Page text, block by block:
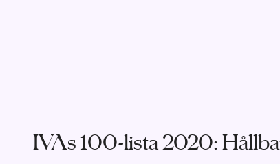
IVAs 100-lista 2020: